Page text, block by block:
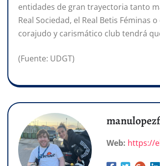
entidades de gran trayectoria tanto
Real Sociedad, el Real Betis
corajudo y carismático club tendrá
(Fuente: UDGT)
Web: https://